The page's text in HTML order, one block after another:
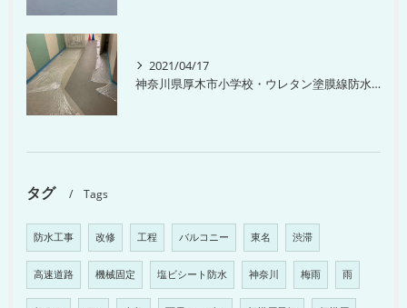
2021/04/17
神奈川県厚木市小学校・ウレタン塗膜線防水工事
タグ Tags
防水工事 改修 工程 バルコニー 東名 渋滞
高速道路 機械固定 塩ビシート防水 神奈川 梅雨 雨